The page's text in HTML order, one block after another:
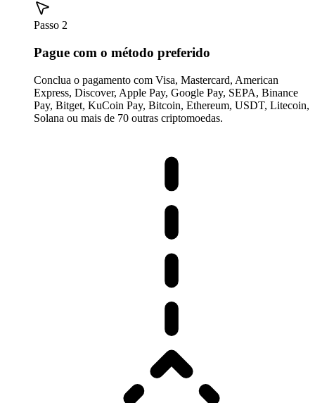
Passo 2
Pague com o método preferido
Conclua o pagamento com Visa, Mastercard, American
Express, Discover, Apple Pay, Google Pay, SEPA, Binance
Pay, Bitget, KuCoin Pay, Bitcoin, Ethereum, USDT, Litecoin,
Solana ou mais de 70 outras criptomoedas.